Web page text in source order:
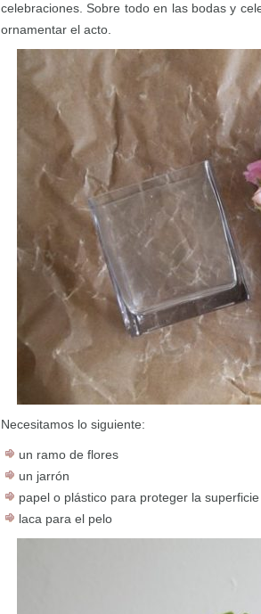
celebraciones. Sobre todo en las bodas y
ornamentar el acto.
Necesitamos lo siguiente:
un ramo de flores
un jarrón
papel o plástico para proteger la
laca para el pelo